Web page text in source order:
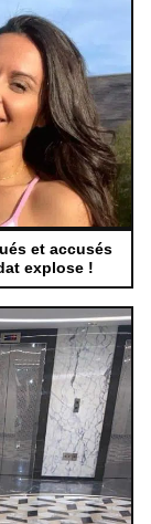
et accusés
explose !